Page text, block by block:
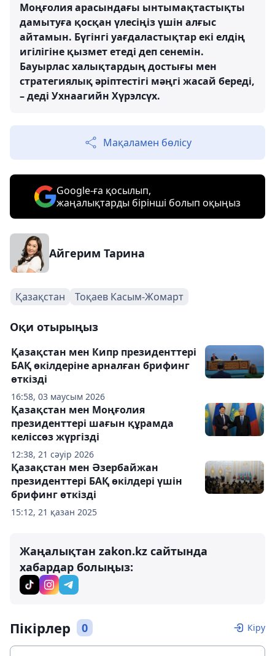
Моңғолия арасындағы ынтымақтастықты
дамытуға қосқан үлесіңіз үшін алғыс
айтамын. Бүгінгі уағдаластықтар екі елдің
игілігіне қызмет етеді деп сенемін.
Бауырлас халықтардың достығы мен
стратегиялық әріптестігі мәңгі жасай береді,
– деді Ухнаагийн Хүрэлсүх.
Мақаламен бөлісу
Google-ға қосылып,
жаңалықтарды бірінші болып оқыңыз
Айгерим Тарина
Қазақстан Тоқаев Касым-Жомарт
Оқи отырыңыз
16:58, 03 маусым 2026
Қазақстан мен Кипр президенттері
БАҚ өкілдеріне арналған брифинг
өткізді
12:38, 21 сәуір 2026
Қазақстан мен Моңғолия
президенттері шағын құрамда
келіссөз жүргізді
15:12, 21 қазан 2025
Қазақстан мен Әзербайжан
президенттері БАҚ өкілдері үшін
брифинг өткізді
Жаңалықтан zakon.kz сайтында
хабардар болыңыз:
Пікірлер 0 Кіру